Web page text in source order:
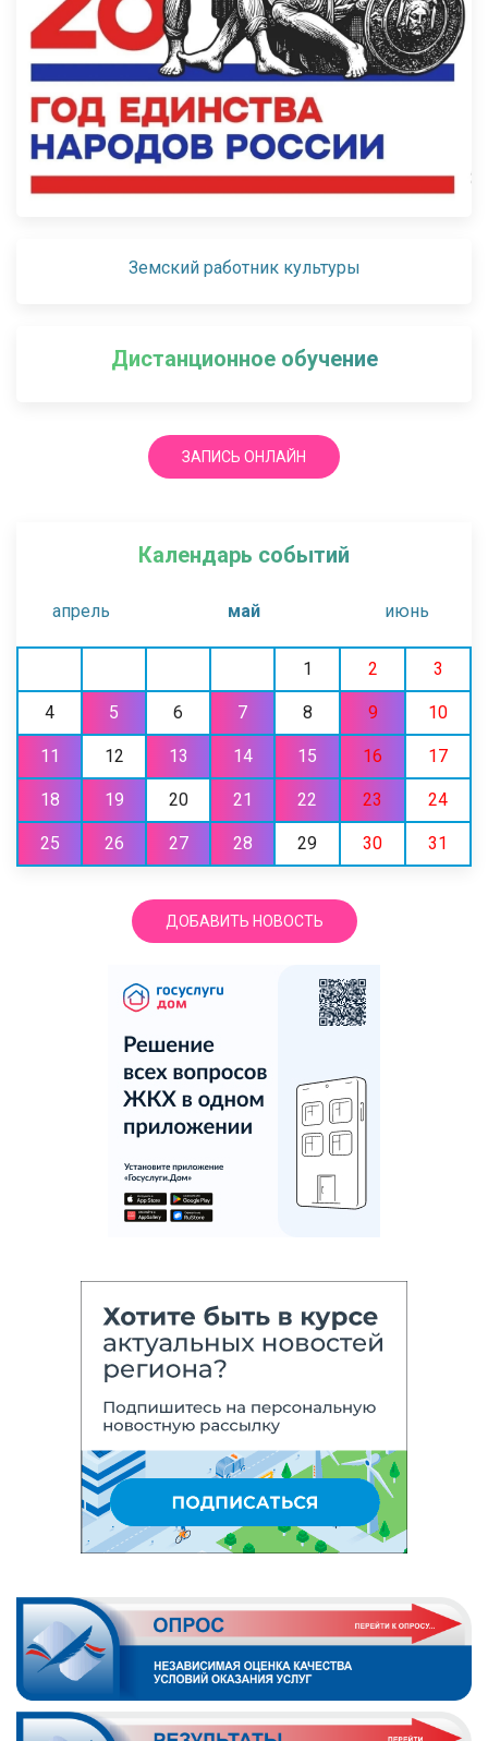
Земский работник культуры
Дистанционное обучение
ЗАПИСЬ ОНЛАЙН
Календарь событий
апрель май июнь
1 2 3
4 5 6 7 8 9 10
11 12 13 14 15 16 17
18 19 20 21 22 23 24
25 26 27 28 29 30 31
ДОБАВИТЬ НОВОСТЬ